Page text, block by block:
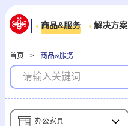
商品&服务 解决方案
首页 > 商品&服务
办公家具